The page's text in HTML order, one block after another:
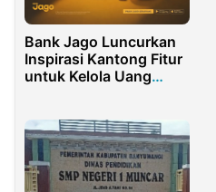
Bank Jago Luncurkan
Inspirasi Kantong Fitur
untuk Kelola Uang